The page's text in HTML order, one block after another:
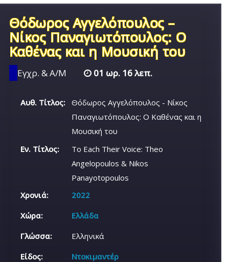
Θόδωρος Αγγελόπουλος –
Νίκος Παναγιωτόπουλος: Ο
Καθένας και η Μουσική του
Εγχρ. & Α/Μ 01 ωρ. 16 λεπ.
Αυθ. Τίτλος:
Θόδωρος Αγγελόπουλος - Νίκος
Παναγιωτόπουλος: Ο Καθένας και η
Μουσική του
Εν. Τίτλος:
To Each Their Voice: Theo
Angelopoulos & Nikos
Panayotopoulos
Χρονιά:
2022
Χώρα:
Ελλάδα
Γλώσσα:
Ελληνικά
Είδος:
Ντοκιμαντέρ